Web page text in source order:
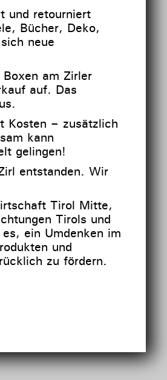
und retourniert
Bücher, Deko,
neue
am Zirler
auf. Das
Kosten – zusätzlich
kann
gelingen!
entstanden. Wir
Tirol Mitte,
Tirols und
ein Umdenken im
und
zu fördern.